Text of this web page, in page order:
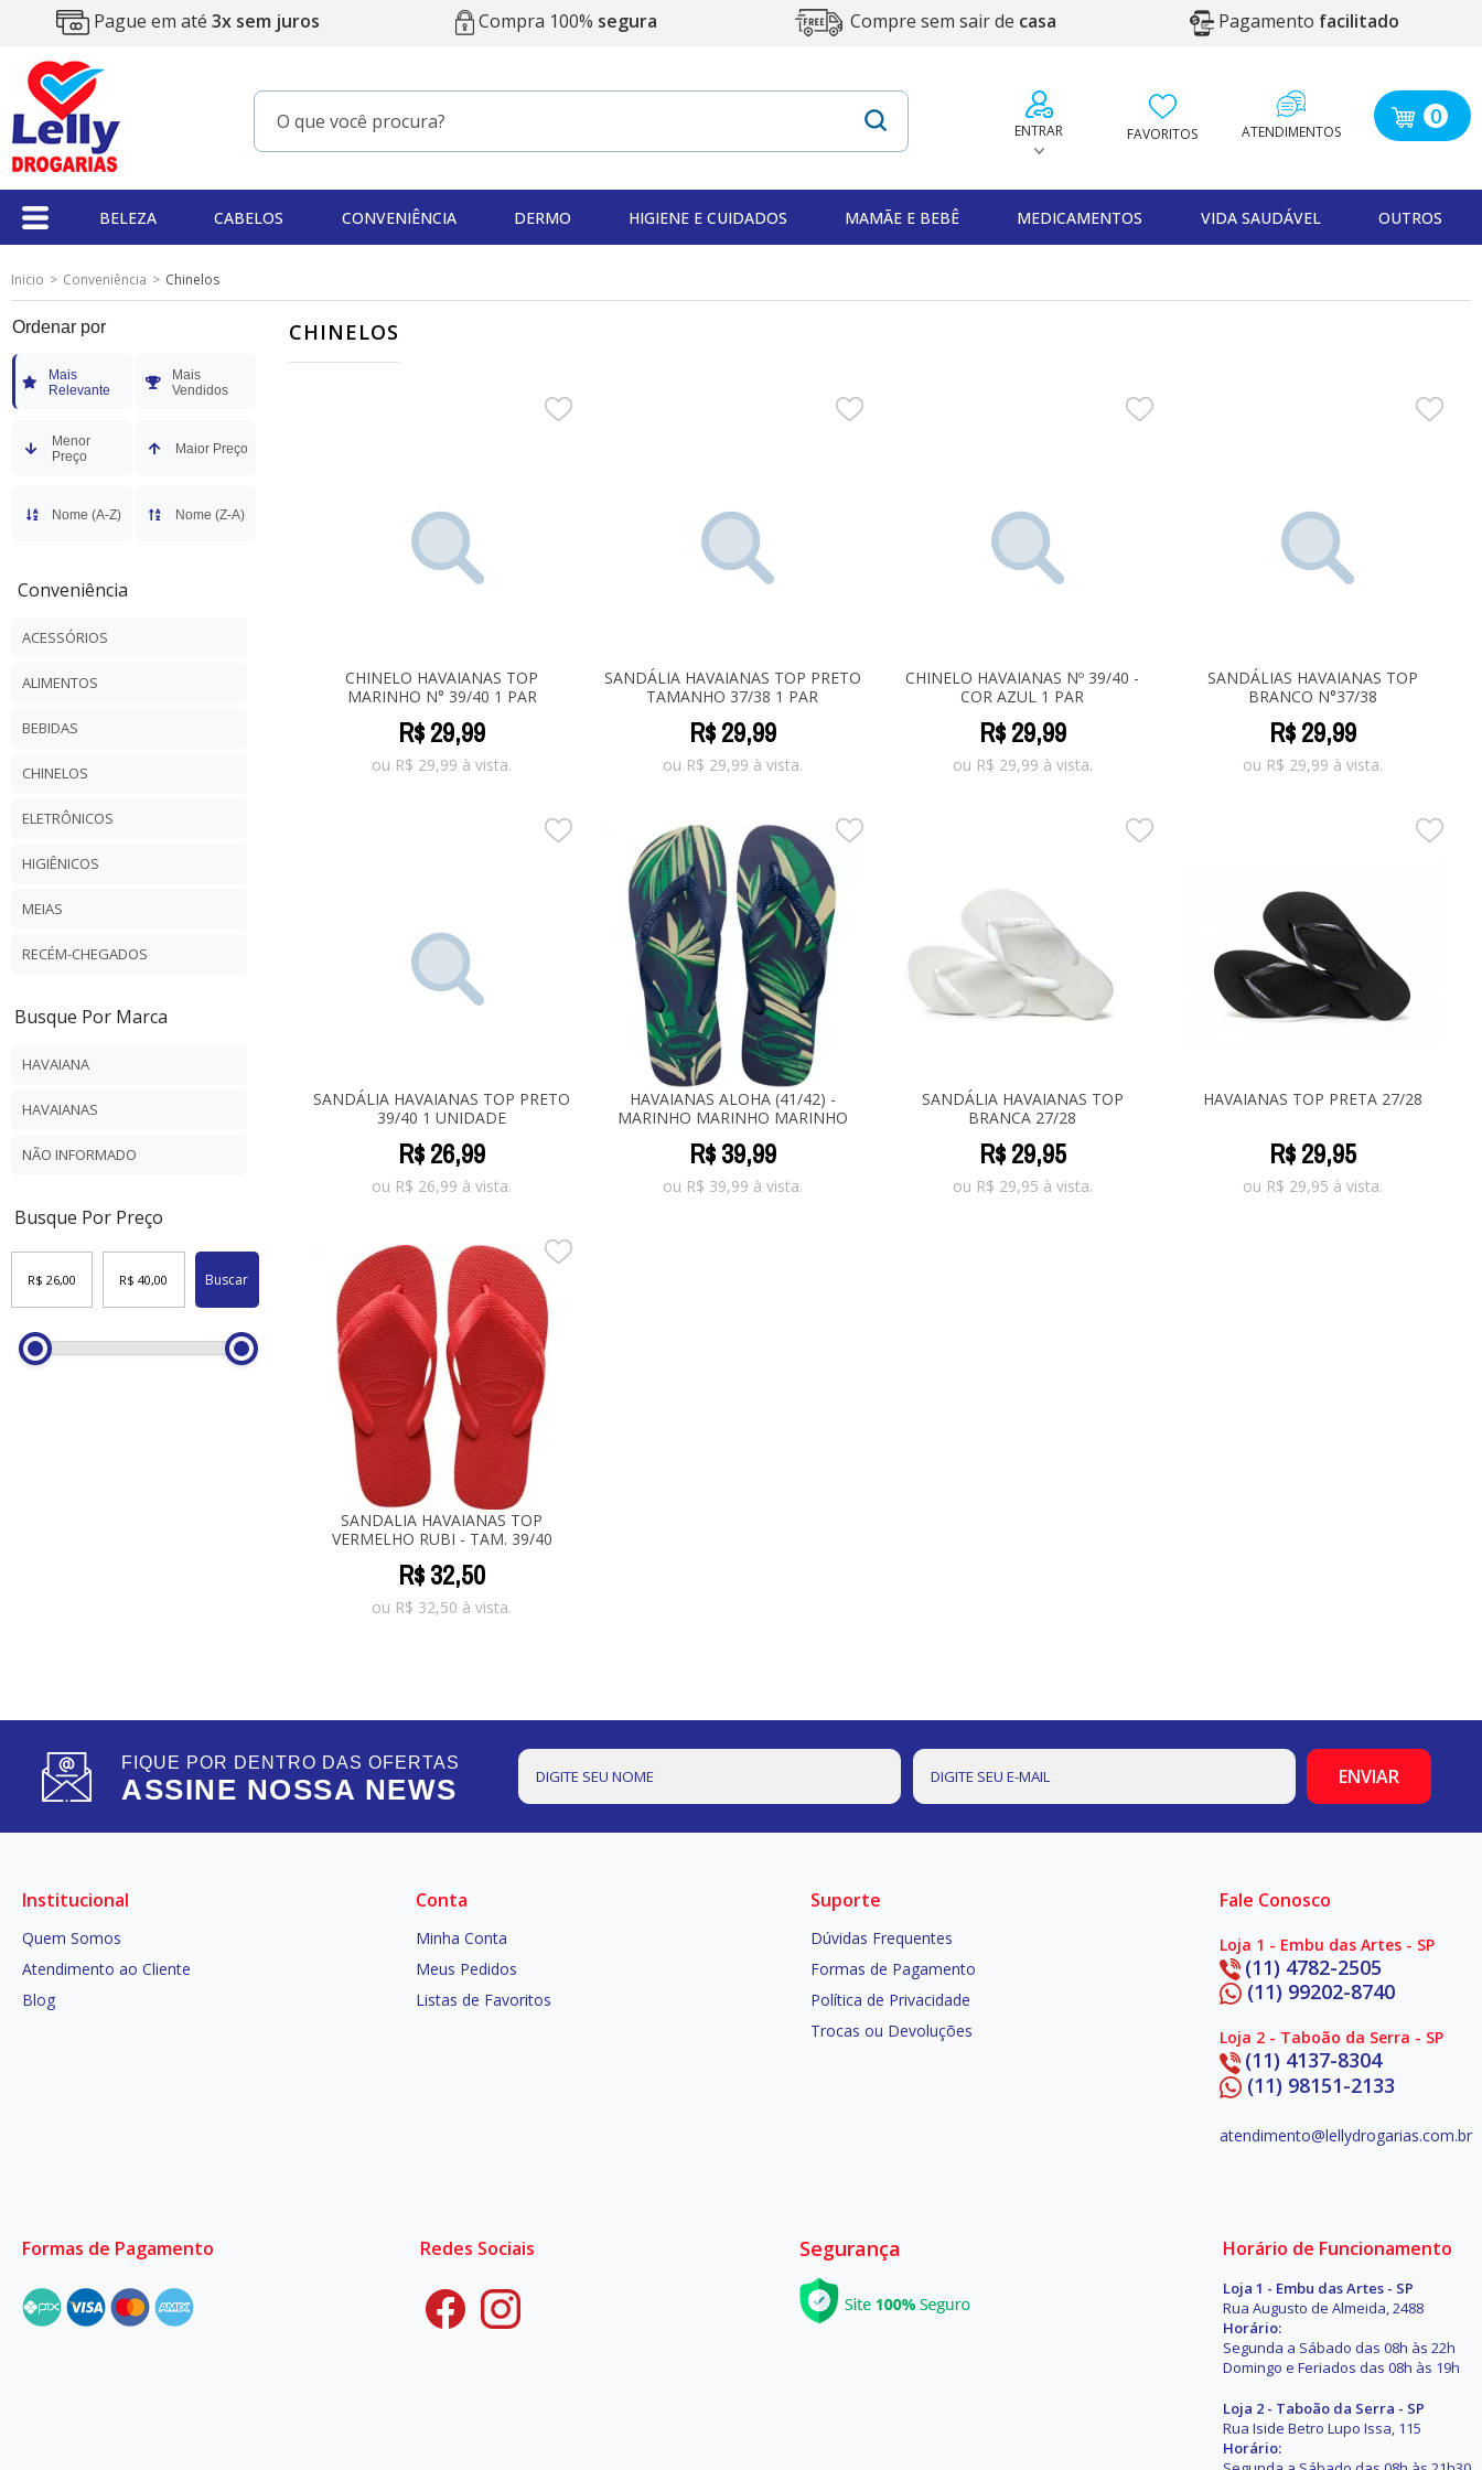
Pague em até 3x sem juros Compra 100% segura Compre sem sair de casa Pagamento facilitado
ENTRAR FAVORITOS ATENDIMENTOS
0
BELEZA CABELOS CONVENIÊNCIA DERMO HIGIENE E CUIDADOS MAMÃE E BEBÊ MEDICAMENTOS VIDA SAUDÁVEL OUTROS
Inicio Conveniência Chinelos
Ordenar por
Mais
Relevante
Mais
Vendidos
Menor
Preço
Maior Preço
Nome (A-Z) Nome (Z-A)
Conveniência
ACESSÓRIOS
ALIMENTOS
BEBIDAS
CHINELOS
ELETRÔNICOS
HIGIÊNICOS
MEIAS
RECÉM-CHEGADOS
Busque Por Marca
HAVAIANA
HAVAIANAS
NÃO INFORMADO
Busque Por Preço
Buscar
CHINELOS
CHINELO HAVAIANAS TOP
MARINHO N° 39/40 1 PAR
R$29,99
ou R$ 29,99 à vista.
SANDÁLIA HAVAIANAS TOP PRETO
TAMANHO 37/38 1 PAR
R$29,99
ou R$ 29,99 à vista.
CHINELO HAVAIANAS Nº 39/40 -
COR AZUL 1 PAR
R$29,99
ou R$ 29,99 à vista.
SANDÁLIAS HAVAIANAS TOP
BRANCO N°37/38
R$29,99
ou R$ 29,99 à vista.
SANDÁLIA HAVAIANAS TOP PRETO
39/40 1 UNIDADE
R$26,99
ou R$ 26,99 à vista.
HAVAIANAS ALOHA (41/42) -
MARINHO MARINHO MARINHO
R$39,99
ou R$ 39,99 à vista.
SANDÁLIA HAVAIANAS TOP
BRANCA 27/28
R$29,95
ou R$ 29,95 à vista.
HAVAIANAS TOP PRETA 27/28
R$29,95
ou R$ 29,95 à vista.
SANDALIA HAVAIANAS TOP
VERMELHO RUBI - TAM. 39/40
R$32,50
ou R$ 32,50 à vista.
FIQUE POR DENTRO DAS OFERTAS
ASSINE NOSSA NEWS
Institucional
Quem Somos
Atendimento ao Cliente
Blog
Conta
Minha Conta
Meus Pedidos
Listas de Favoritos
Suporte
Dúvidas Frequentes
Formas de Pagamento
Política de Privacidade
Trocas ou Devoluções
Fale Conosco
Loja 1 - Embu das Artes - SP
(11) 4782-2505
(11) 99202-8740
Loja 2 - Taboão da Serra - SP
(11) 4137-8304
(11) 98151-2133
atendimento@lellydrogarias.com.br
Formas de Pagamento Redes Sociais Segurança Horário de Funcionamento
Loja 1 - Embu das Artes - SP
Rua Augusto de Almeida, 2488
Horário:
Segunda a Sábado das 08h às 22h
Domingo e Feriados das 08h às 19h
Loja 2 - Taboão da Serra - SP
Rua Iside Betro Lupo Issa, 115
Horário: